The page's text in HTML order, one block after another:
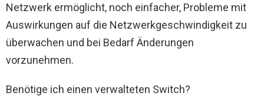
Netzwerk ermöglicht, noch einfacher, Probleme mit
Auswirkungen auf die Netzwerkgeschwindigkeit zu
überwachen und bei Bedarf Änderungen
vorzunehmen.
Benötige ich einen verwalteten Switch?